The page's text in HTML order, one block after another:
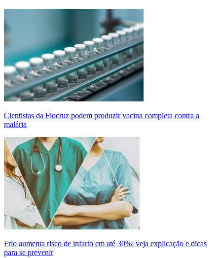
Cientistas da Fiocruz podem produzir vacina completa contra a
malária
Frio aumenta risco de infarto em até 30%: veja explicação e dicas
para se prevenir